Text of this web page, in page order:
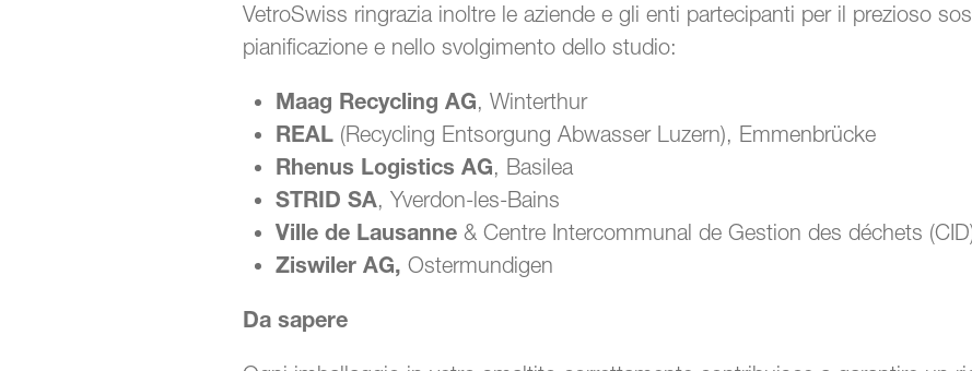
VetroSwiss ringrazia inoltre le aziende e gli enti partecipanti per il prezioso
pianificazione e nello svolgimento dello studio:
Maag Recycling AG, Winterthur
REAL (Recycling Entsorgung Abwasser Luzern), Emmenbrücke
Rhenus Logistics AG, Basilea
STRID SA, Yverdon-les-Bains
Ville de Lausanne & Centre Intercommunal de Gestion des déchets
Ziswiler AG, Ostermundigen
Da sapere